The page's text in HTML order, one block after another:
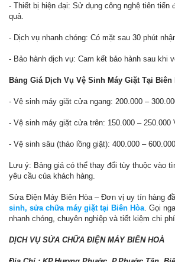
- Thiết bị hiện đại: Sử dụng công nghệ tiên tiến
quả.
- Dịch vụ nhanh chóng: Có mặt sau 30 phút
- Bảo hành dịch vụ: Cam kết bảo hành sau khi
Bảng Giá Dịch Vụ Vệ Sinh Máy Giặt Tại Biên
- Vệ sinh máy giặt cửa ngang: 200.000 –
- Vệ sinh máy giặt cửa trên: 150.000 – 250.000
- Vệ sinh sâu (tháo lồng giặt): 400.000 –
Lưu ý: Bảng giá có thể thay đổi tùy thuộc vào
yêu cầu của khách hàng.
Sửa Điện Máy Biên Hòa – Đơn vị uy tín hàng
sinh, sửa chữa máy giặt tại Biên Hòa . Gọi
nhanh chóng, chuyên nghiệp và tiết kiệm chi
DỊCH VỤ SỬA CHỮA ĐIỆN MÁY BIÊN HOÀ